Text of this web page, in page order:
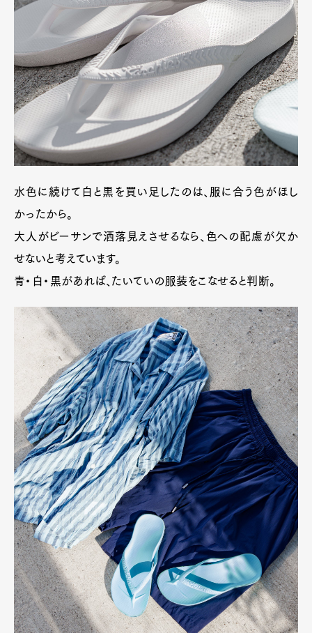
水色に続けて白と黒を買い足したのは、服に合う色がほし
かったから。
大人がビーサンで洒落見えさせるなら、色への配慮が欠か
せないと考えています。
青・白・黒があれば、たいていの服装をこなせると判断。